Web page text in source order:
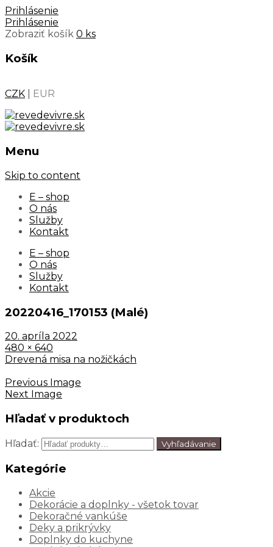
Prihlásenie
Prihlásenie
Zobraziť košík 0 ks
Košík
CZK EUR
Menu
Skip to content
E – shop
O nás
Služby
Kontakt
E – shop
O nás
Služby
Kontakt
20220416_170153 (Malé)
20. apríla 2022
480 × 640
Drevená misa na nožičkách
Previous Image
Next Image
Hľadať v produktoch
Hľadať: Vyhľadávanie
Kategórie
Akcie
Dekorácie a doplnky - všetok tovar
Dekoračné vankúše
Deky a prikrývky
Doplnky do kuchyne